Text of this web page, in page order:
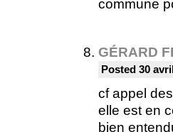
commune
GÉRARD
Posted 30
cf appel
elle est en
bien